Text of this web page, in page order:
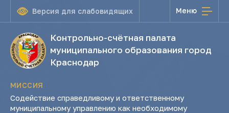
Версия для слабовидящих Меню
Контрольно-счётная палата
муниципального образования город
Краснодар
МИССИЯ
Содействие справедливому и ответственному
муниципальному управлению как необходимому